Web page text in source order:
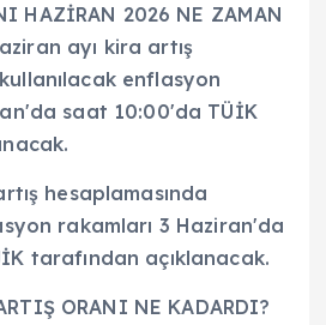
HAZİRAN 2026 NE ZAMAN
ayı kira artış
enflasyon
saat 10:00'da TÜİK
hesaplamasında
rakamları 3 Haziran'da
tarafından açıklanacak.
ORANI NE KADARDI?